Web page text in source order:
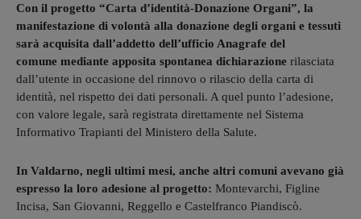
Con il progetto “Carta d’identità-Donazione Organi”, la
manifestazione di volontà alla donazione degli organi e tessuti
sarà acquisita dall’addetto dell’ufficio Anagrafe del
comune mediante apposita spontanea dichiarazione rilasciata
dall’utente in occasione del rinnovo o rilascio della carta di
identità, nel rispetto dei dati personali. A quel punto l’adesione,
con valore legale, sarà registrata direttamente nel Sistema
Informativo Trapianti del Ministero della Salute.
In Valdarno, negli ultimi mesi, anche altri comuni avevano già
espresso la loro adesione al progetto: Montevarchi, Figline
Incisa, San Giovanni, Reggello e Castelfranco Piandiscò.